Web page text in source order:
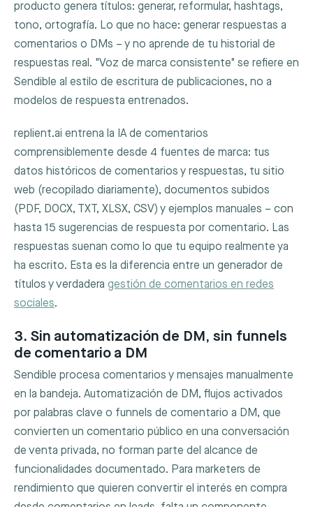
producto genera títulos: generar, reformular, hashtags,
tono, ortografía. Lo que no hace: generar respuestas a
comentarios o DMs – y no aprende de tu historial de
respuestas real. "Voz de marca consistente" se refiere en
Sendible al estilo de escritura de publicaciones, no a
modelos de respuesta entrenados.
replient.ai entrena la IA de comentarios
comprensiblemente desde 4 fuentes de marca: tus
datos históricos de comentarios y respuestas, tu sitio
web (recopilado diariamente), documentos subidos
(PDF, DOCX, TXT, XLSX, CSV) y ejemplos manuales – con
hasta 15 sugerencias de respuesta por comentario. Las
respuestas suenan como lo que tu equipo realmente ya
ha escrito. Esta es la diferencia entre un generador de
títulos y verdadera gestión de comentarios en redes
sociales.
3. Sin automatización de DM, sin funnels
de comentario a DM
Sendible procesa comentarios y mensajes manualmente
en la bandeja. Automatización de DM, flujos activados
por palabras clave o funnels de comentario a DM, que
convierten un comentario público en una conversación
de venta privada, no forman parte del alcance de
funcionalidades documentado. Para marketers de
rendimiento que quieren convertir el interés en compra